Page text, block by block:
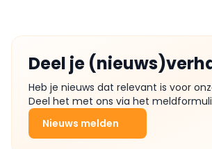
Deel je
Heb je nieuws dat relevant is voor
Deel het met ons via het
Nieuws melden